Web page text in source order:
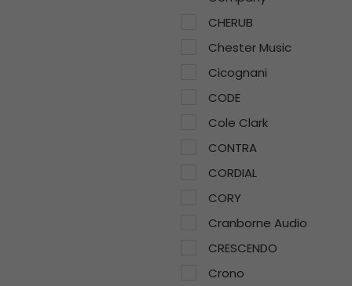
CHERUB
Chester Music
Cicognani
CODE
Cole Clark
CONTRA
CORDIAL
CORY
Cranborne Audio
CRESCENDO
Crono